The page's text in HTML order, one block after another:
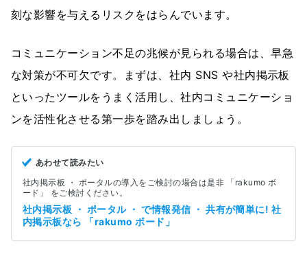
刻な影響を与えるリスクをはらんでいます。
コミュニケーション不足の兆候が見られる場合は、早急
な対策が不可欠です。まずは、社内 SNS や社内掲示板
といったツールをうまく活用し、社内コミュニケーショ
ンを活性化させる第一歩を踏み出しましょう。
あわせて読みたい
社内掲示板 ・ ポータルの導入をご検討の場合は是非 「rakumo ボ
ード」 をご検討ください。
社内掲示板 ・ ポータル ・ で情報発信 ・ 共有が簡単に! 社
内掲示板なら 「rakumo ボード」